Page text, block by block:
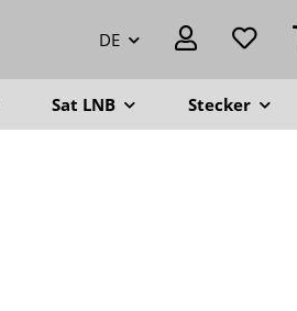
DE
Sat LNB Stecker